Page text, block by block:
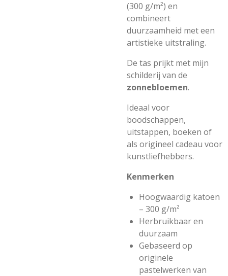
(300 g/m²) en
combineert
duurzaamheid met een
artistieke uitstraling.
De tas prijkt met mijn
schilderij van de
zonnebloemen.
Ideaal voor
boodschappen,
uitstappen, boeken of
als origineel cadeau voor
kunstliefhebbers.
Kenmerken
Hoogwaardig katoen
– 300 g/m²
Herbruikbaar en
duurzaam
Gebaseerd op
originele
pastelwerken van